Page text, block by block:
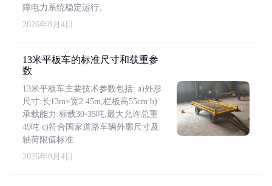
障电力系统稳定运行。
2026年8月4日
13米平板车的标准尺寸和载重参
数
13米平板车主要技术参数包括: a)外形
尺寸:长13m×宽2.45m,栏板高55cm b)
承载能力:标载30-35吨,最大允许总重
49吨 c)符合国家道路车辆外廓尺寸及
轴荷限值标准
2026年8月4日